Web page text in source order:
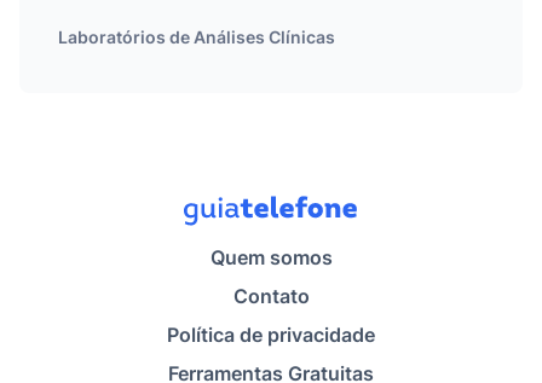
Laboratórios de Análises Clínicas
Quem somos
Contato
Política de privacidade
Ferramentas Gratuitas